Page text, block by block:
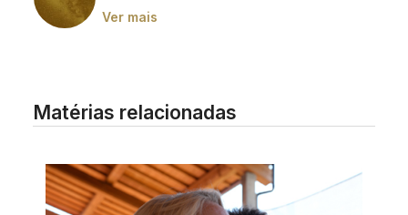
Ver mais
Matérias relacionadas